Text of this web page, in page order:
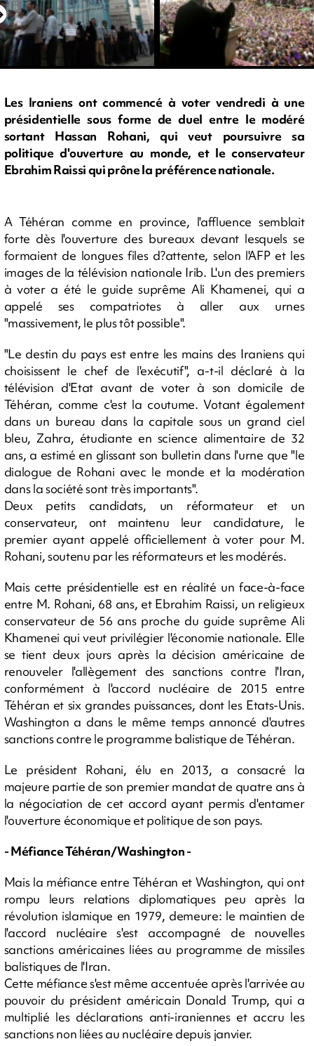
Les Iraniens ont commencé à voter vendredi à une
présidentielle sous forme de duel entre le modéré
sortant Hassan Rohani, qui veut poursuivre sa
politique d'ouverture au monde, et le conservateur
Ebrahim Raissi qui prône la préférence nationale.
A Téhéran comme en province, l'affluence semblait
forte dès l'ouverture des bureaux devant lesquels se
formaient de longues files d?attente, selon l'AFP et les
images de la télévision nationale Irib. L'un des premiers
à voter a été le guide suprême Ali Khamenei, qui a
appelé ses compatriotes à aller aux urnes
"massivement, le plus tôt possible".
"Le destin du pays est entre les mains des Iraniens qui
choisissent le chef de l'exécutif", a-t-il déclaré à la
télévision d'Etat avant de voter à son domicile de
Téhéran, comme c'est la coutume. Votant également
dans un bureau dans la capitale sous un grand ciel
bleu, Zahra, étudiante en science alimentaire de 32
ans, a estimé en glissant son bulletin dans l'urne que "le
dialogue de Rohani avec le monde et la modération
dans la société sont très importants".
Deux petits candidats, un réformateur et un
conservateur, ont maintenu leur candidature, le
premier ayant appelé officiellement à voter pour M.
Rohani, soutenu par les réformateurs et les modérés.
Mais cette présidentielle est en réalité un face-à-face
entre M. Rohani, 68 ans, et Ebrahim Raissi, un religieux
conservateur de 56 ans proche du guide suprême Ali
Khamenei qui veut privilégier l'économie nationale. Elle
se tient deux jours après la décision américaine de
renouveler l'allègement des sanctions contre l'Iran,
conformément à l'accord nucléaire de 2015 entre
Téhéran et six grandes puissances, dont les Etats-Unis.
Washington a dans le même temps annoncé d'autres
sanctions contre le programme balistique de Téhéran.
Le président Rohani, élu en 2013, a consacré la
majeure partie de son premier mandat de quatre ans à
la négociation de cet accord ayant permis d'entamer
l'ouverture économique et politique de son pays.
- Méfiance Téhéran/Washington -
Mais la méfiance entre Téhéran et Washington, qui ont
rompu leurs relations diplomatiques peu après la
révolution islamique en 1979, demeure: le maintien de
l'accord nucléaire s'est accompagné de nouvelles
sanctions américaines liées au programme de missiles
balistiques de l'Iran.
Cette méfiance s'est même accentuée après l'arrivée au
pouvoir du président américain Donald Trump, qui a
multiplié les déclarations anti-iraniennes et accru les
sanctions non liées au nucléaire depuis janvier.